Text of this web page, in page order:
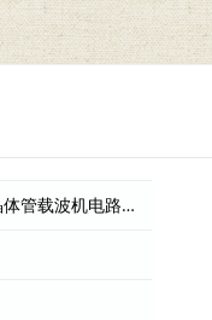
北方交通大学电信系《晶体管载波机电路原理》编写组编 编者